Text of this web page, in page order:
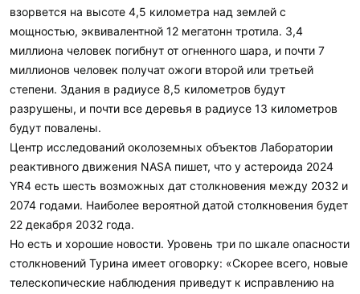
взорвется на высоте 4,5 километра над землей с
мощностью, эквивалентной 12 мегатонн тротила. 3,4
миллиона человек погибнут от огненного шара, и почти 7
миллионов человек получат ожоги второй или третьей
степени. Здания в радиусе 8,5 километров будут
разрушены, и почти все деревья в радиусе 13 километров
будут повалены.
Центр исследований околоземных объектов Лаборатории
реактивного движения NASA пишет, что у астероида 2024
YR4 есть шесть возможных дат столкновения между 2032 и
2074 годами. Наиболее вероятной датой столкновения будет
22 декабря 2032 года.
Но есть и хорошие новости. Уровень три по шкале опасности
столкновений Турина имеет оговорку: «Скорее всего, новые
телескопические наблюдения приведут к исправлению на